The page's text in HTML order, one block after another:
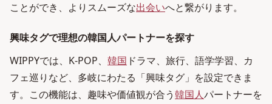
ことができ、よりスムーズな出会いへと繋がります。
興味タグで理想の韓国人パートナーを探す
WIPPYでは、K-POP、 韓国 ドラマ、旅行、語学学習、カ
フェ巡りなど、多岐にわたる「興味タグ」を設定できま
す。この機能は、趣味や価値観が合う韓国人パートナーを